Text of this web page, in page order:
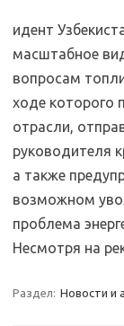
идент
масштабное
вопросам
ходе которого
отрасли,
руководителя
а также
возможном
проблема
Несмотря на
Раздел: Новости и